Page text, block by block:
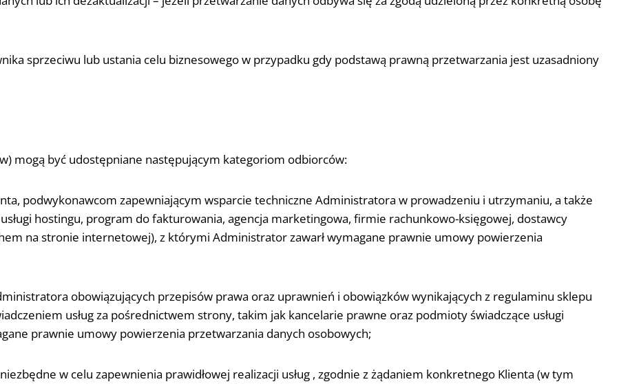
sprzeciwu lub ustania celu biznesowego w przypadku gdy podstawą prawną przetwarzania jest uzasadniony
mogą być udostępniane następującym kategoriom odbiorców:
podwykonawcom zapewniającym wsparcie techniczne Administratora w prowadzeniu i utrzymaniu, a także
hostingu, program do fakturowania, agencja marketingowa, firmie rachunkowo-księgowej, dostawcy
na stronie internetowej), z którymi Administrator zawarł wymagane prawnie umowy powierzenia
obowiązujących przepisów prawa oraz uprawnień i obowiązków wynikających z regulaminu sklepu
usług za pośrednictwem strony, takim jak kancelarie prawne oraz podmioty świadczące usługi
prawnie umowy powierzenia przetwarzania danych osobowych;
w celu zapewnienia prawidłowej realizacji usług , zgodnie z żądaniem konkretnego Klienta (w tym